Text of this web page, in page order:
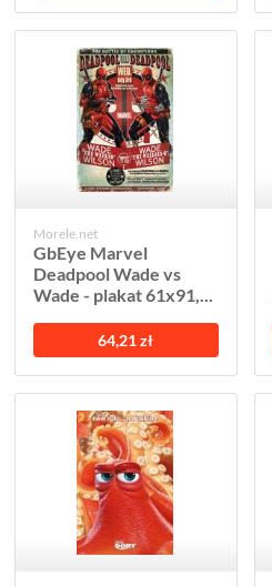
Morele.net
GbEye Marvel
Deadpool Wade vs
Wade - plakat 61x91,...
64,21 zł